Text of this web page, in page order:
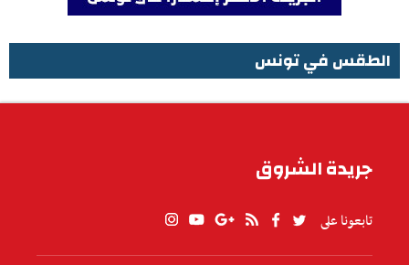
الطقس في تونس
جريدة الشروق
تابعونا على